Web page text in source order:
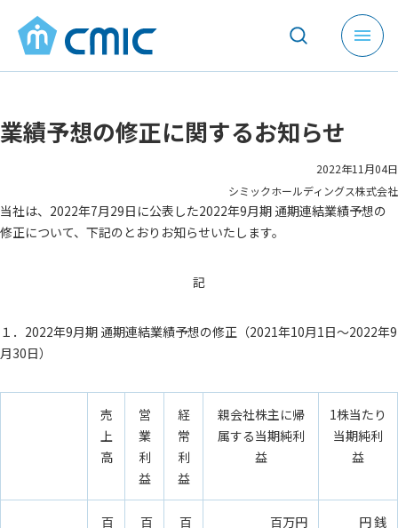
メ
ニ
く
業績予想の修正に関するお知らせ
2022年11月04日
シミックホールディングス株式会社
当社は、2022年7月29日に公表した2022年9月期 通期連結業績予想の
修正について、下記のとおりお知らせいたします。
記
１．2022年9月期 通期連結業績予想の修正（2021年10月1日～2022年9
月30日）
売
上
高
営
業
利
益
経
常
利
益
親会社株主に帰
属する当期純利
益
1株当たり
当期純利
益
百
百
百
百万円
円 銭